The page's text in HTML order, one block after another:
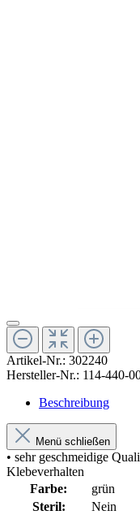
Artikel-Nr.: 302240
Hersteller-Nr.: 114-440-
Beschreibung
Menü schließen
• sehr geschmeidige
Klebeverhalten
Farbe:
grün
Steril:
Nein